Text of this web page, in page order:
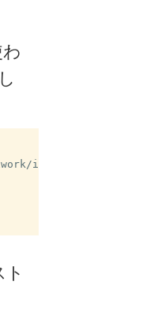
interfaces.d/host0